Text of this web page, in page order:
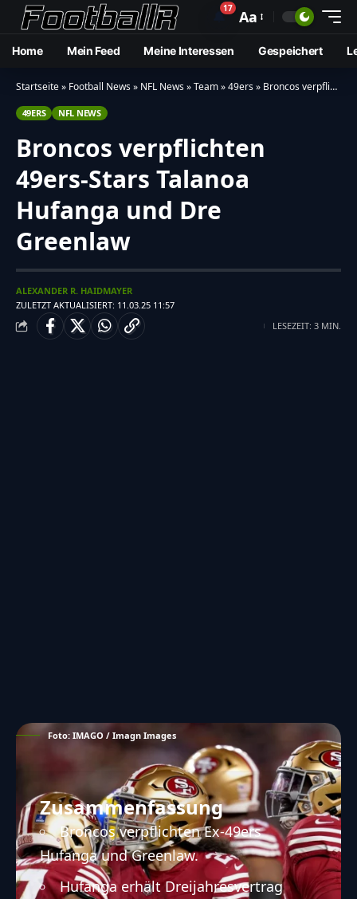
🔔17 Aa
Home Mein Feed Meine Interessen Gespeichert
Startseite» Football News» NFL News»Team»49ers» Broncos verpflichten 49ers-Stars Talanoa Hufanga und Dre Greenlaw
49ERS NFL NEWS
Broncos verpflichten
49ers-Stars Talanoa
Hufanga und Dre
Greenlaw
ZULETZT AKTUALISIERT: 11.03.25 11:57
ALEXANDER R. HAIDMAYER
LESEZEIT: 3 MIN.
Foto: IMAGO / Imagn Images
Zusammenfassung
Broncos verpflichten Ex-49ers
Hufanga und Greenlaw.
Hufanga erhält Dreijahresvertrag